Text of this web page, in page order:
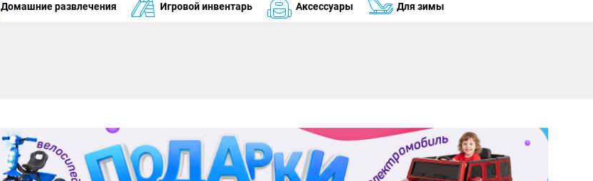
Домашние развлечения Игровой инвентарь Аксессуары Для зимы